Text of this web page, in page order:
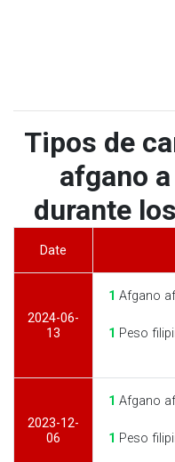
Tipos de
afgano
durante
Date
2024-06-
13
1 Afgano
1 Peso
2023-12-
06
1 Afgano
1 Peso